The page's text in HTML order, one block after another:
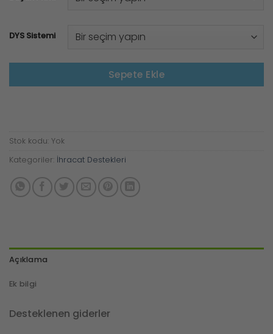
DYS Sistemi
Sepete Ekle
Stok kodu: Yok
Kategoriler: İhracat Destekleri
Açıklama
Ek bilgi
Desteklenen giderler